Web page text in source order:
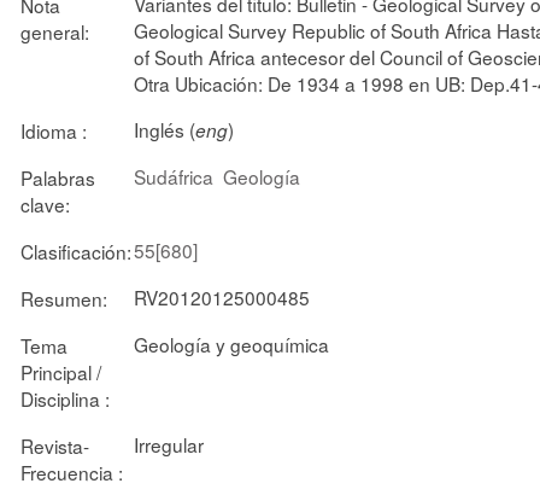
general:
Geological Survey Republic of South Africa
of South Africa antecesor del Council of
Otra Ubicación: De 1934 a 1998 en UB:
Idioma :
Inglés (eng)
Palabras
clave:
Sudáfrica Geología
Clasificación:55[680]
Resumen:
RV20120125000485
Tema
Principal /
Disciplina :
Geología y geoquímica
Revista-
Frecuencia :
Irregular